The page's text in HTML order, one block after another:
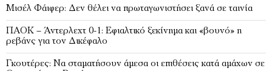
Μισέλ Φάιφερ: Δεν θέλει να πρωταγωνιστήσει ξανά σε ταινία
ΠΑΟΚ – Άντερλεχτ 0-1: Εφιαλτικό ξεκίνημα και «βουνό» η
ρεβάνς για τον Δικέφαλο
Γκουτέρες: Να σταματήσουν άμεσα οι επιθέσεις κατά αμάχων σε